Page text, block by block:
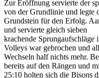
Zur Eröffnung servierte der
von der Grundlinie und legte
Grundstein für den Erfolg.
und servierte gleich sieben
krachende
Volleys war gebrochen und
Wechseln half nichts mehr.
bereits auf den Rängen und
25:10 holten sich die Bisons